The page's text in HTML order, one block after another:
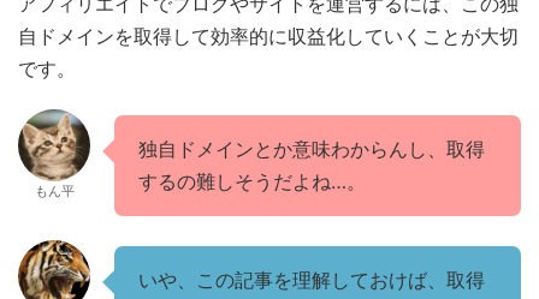
自ドメインを取得して効率的に収益化していくことが大切
です。
もん平
独自ドメインとか意味わからんし、取得
するの難しそうだよね…。
いや、この記事を理解しておけば、取得